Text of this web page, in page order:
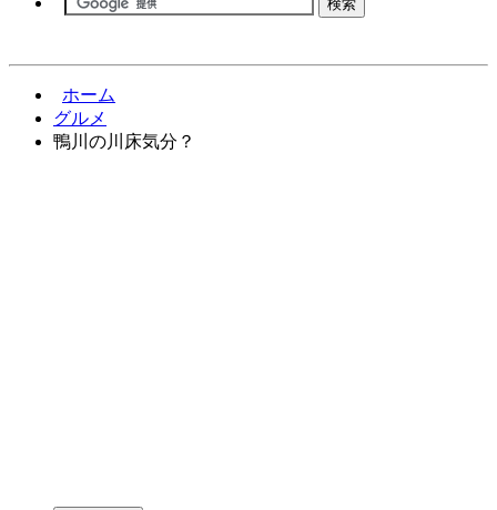
ホーム
グルメ
鴨川の川床気分？